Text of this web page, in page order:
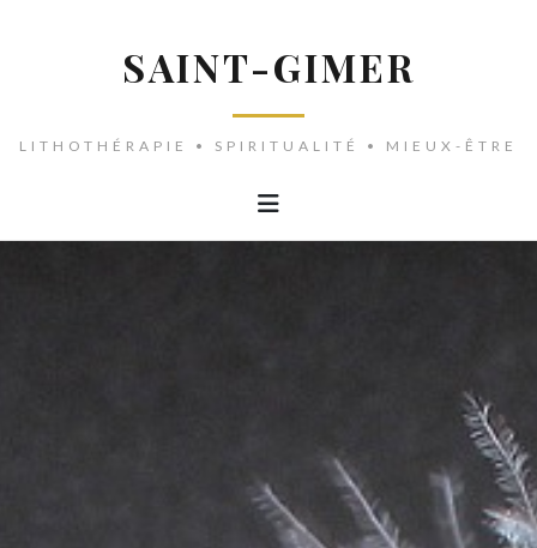
SAINT-GIMER
LITHOTHÉRAPIE • SPIRITUALITÉ • MIEUX-ÊTRE